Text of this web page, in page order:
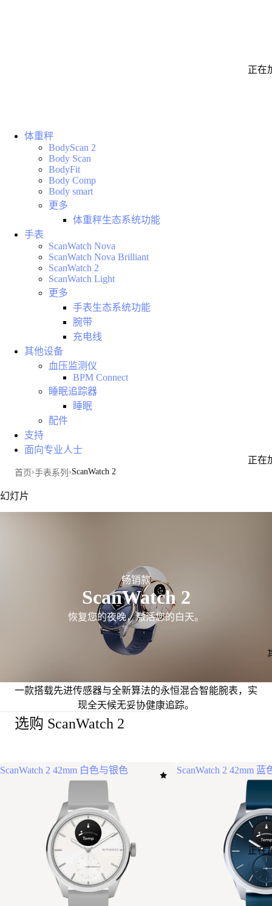
正在
正在
正在
体重秤
BodyScan 2
Body Scan
BodyFit
Body Comp
Body smart
更多
体重秤生态系统功能
手表
ScanWatch Nova
ScanWatch Nova Brilliant
ScanWatch 2
ScanWatch Light
更多
手表生态系统功能
腕带
充电线
其他设备
血压监测仪
BPM Connect
睡眠追踪器
睡眠
配件
支持
面向专业人士
首页 手表系列 ScanWatch 2
幻灯片
畅销款
ScanWatch 2
恢复您的夜晚，激活您的白天。
一款搭载先进传感器与全新算法的永恒混合智能腕表，实
现全天候无妥协健康追踪。
选购 ScanWatch 2
ScanWatch 2 42mm 白色与银色 ScanWatch 2 42mm 蓝